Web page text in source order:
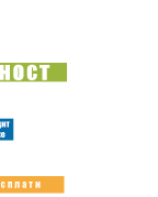
Razlika preko
poveo u plej-od
- SNS ne bi mogla